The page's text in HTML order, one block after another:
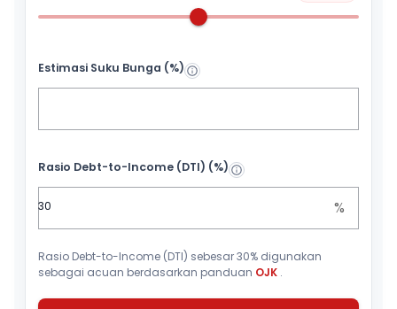
Estimasi Suku Bunga (%)
Rasio Debt-to-Income (DTI) (%)
%
Rasio Debt-to-Income (DTI) sebesar 30% digunakan
sebagai acuan berdasarkan panduan OJK .